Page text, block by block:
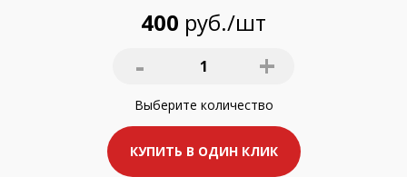
400 руб./шт
- 1 +
Выберите количество
КУПИТЬ В ОДИН КЛИК